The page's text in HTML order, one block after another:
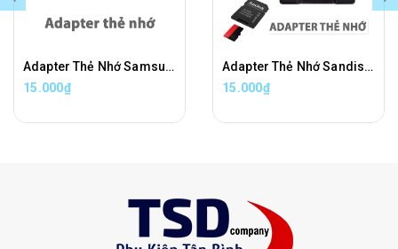
Adapter Thẻ Nhớ Samsung Chuyển Đổi Thẻ Nhớ Micro SD Sang Thẻ Nhớ SD Chính Hãng
15.000₫
Adapter Thẻ Nhớ Sandisk Chuyển Đổi Thẻ Nhớ Micro SD Sang Thẻ Nhớ SD Chính Hãng
15.000₫